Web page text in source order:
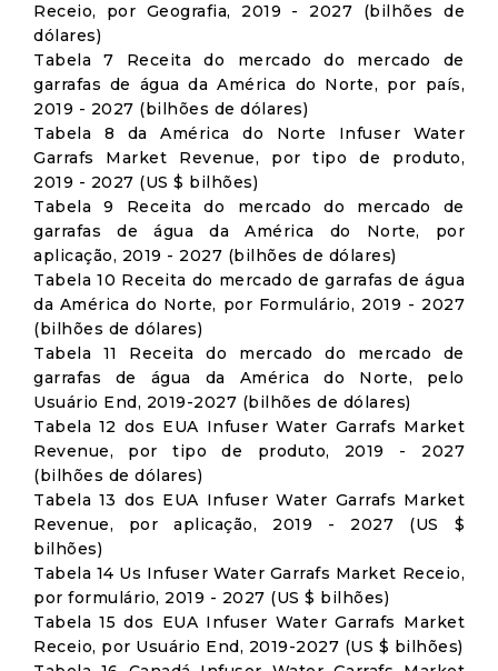
Receio, por Geografia, 2019 - 2027 (bilhões de
dólares)
Tabela 7 Receita do mercado do mercado de
garrafas de água da América do Norte, por país,
2019 - 2027 (bilhões de dólares)
Tabela 8 da América do Norte Infuser Water
Garrafs Market Revenue, por tipo de produto,
2019 - 2027 (US $ bilhões)
Tabela 9 Receita do mercado do mercado de
garrafas de água da América do Norte, por
aplicação, 2019 - 2027 (bilhões de dólares)
Tabela 10 Receita do mercado de garrafas de água
da América do Norte, por Formulário, 2019 - 2027
(bilhões de dólares)
Tabela 11 Receita do mercado do mercado de
garrafas de água da América do Norte, pelo
Usuário End, 2019-2027 (bilhões de dólares)
Tabela 12 dos EUA Infuser Water Garrafs Market
Revenue, por tipo de produto, 2019 - 2027
(bilhões de dólares)
Tabela 13 dos EUA Infuser Water Garrafs Market
Revenue, por aplicação, 2019 - 2027 (US $
bilhões)
Tabela 14 Us Infuser Water Garrafs Market Receio,
por formulário, 2019 - 2027 (US $ bilhões)
Tabela 15 dos EUA Infuser Water Garrafs Market
Receio, por Usuário End, 2019-2027 (US $ bilhões)